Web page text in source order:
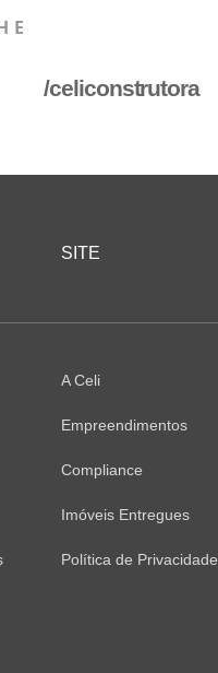
/celiconstrutora
SITE
A Celi
Empreendimentos
Compliance
Imóveis Entregues
Política de Privacidade